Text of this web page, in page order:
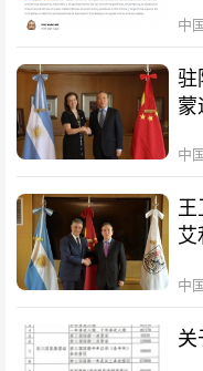
中
驻
蒙
中
王
艾
中
关